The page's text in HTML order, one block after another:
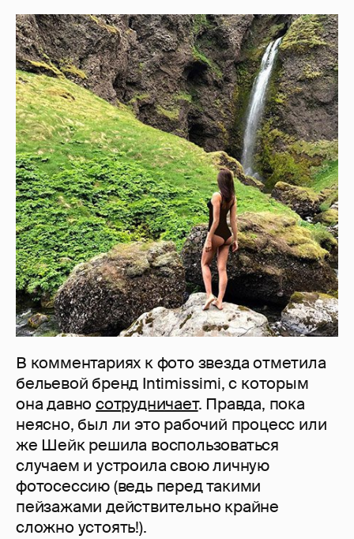
В комментариях к фото звезда отметила
бельевой бренд Intimissimi, с которым
она давносотрудничает. Правда, пока
неясно, был ли это рабочий процесс или
же Шейк решила воспользоваться
случаем и устроила свою личную
фотосессию (ведь перед такими
пейзажами действительно крайне
сложно устоять!).